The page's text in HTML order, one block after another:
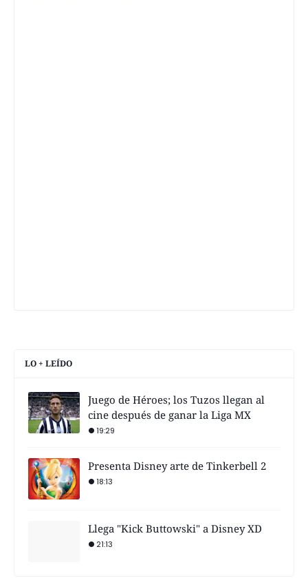
LO + LEÍDO
Juego de Héroes; los Tuzos llegan al
cine después de ganar la Liga MX
19:29
Presenta Disney arte de Tinkerbell 2
18:13
Llega "Kick Buttowski" a Disney XD
21:13